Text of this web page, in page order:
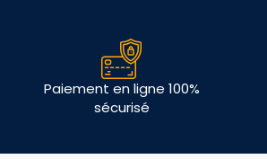
Paiement en ligne 100%
sécurisé